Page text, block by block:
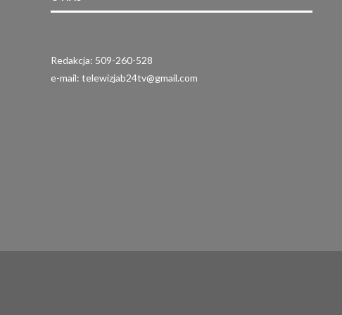
Redakcja: 509-260-528
e-mail: telewizjab24tv@gmail.com